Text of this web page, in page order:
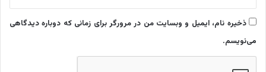
ذخیره نام، ایمیل و وبسایت من در مرورگر برای زمانی که دوباره دیدگاهی
می‌نویسم.